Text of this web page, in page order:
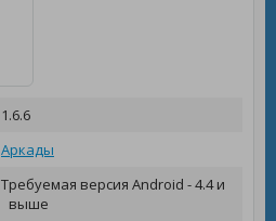
1.6.6
Аркады
Требуемая версия Android - 4.4 и
выше